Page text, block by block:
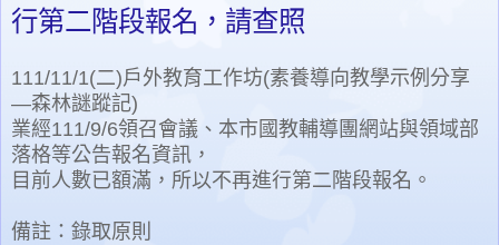
行第二階段報名，請查照
111/11/1(二)戶外教育工作坊(素養導向教學示例分享
—森林謎蹤記)
業經111/9/6領召會議、本市國教輔導團網站與領域部
落格等公告報名資訊，
目前人數已額滿，所以不再進行第二階段報名。
備註：錄取原則